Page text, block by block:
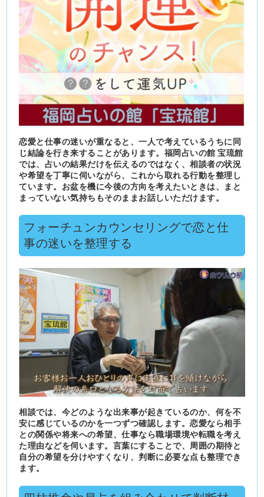
恋愛と仕事の迷いが重なると、一人で考えているうちに同
じ結論を行き来することがあります。福岡占いの館 宝琉館
では、占いの結果だけを伝えるのではなく、相談者の状況
や希望を丁寧に伺いながら、これから取れる行動を整理し
ています。お盆を機に今後の方向を考えたいときは、まと
まっていない気持ちもそのままお話しいただけます。
フォーチュンカウンセリングで恋と仕
事の迷いを整理する
相談では、今どのような出来事が起きているのか、何を不
安に感じているのかを一つずつ確認します。恋愛なら相手
との関係や将来への希望、仕事なら職場環境や転職を考え
た理由などを伺います。言葉にすることで、周囲の期待と
自分の希望を分けやすくなり、判断に必要な点も整理でき
ます。